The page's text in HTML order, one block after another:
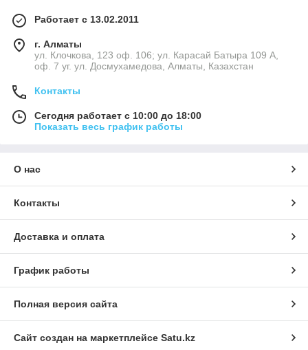
Работает с 13.02.2011
г. Алматы
ул. Клочкова, 123 оф. 106; ул. Карасай Батыра 109 А,
оф. 7 уг. ул. Досмухамедова, Алматы, Казахстан
Контакты
Сегодня работает с 10:00 до 18:00
Показать весь график работы
О нас
Контакты
Доставка и оплата
График работы
Полная версия сайта
Сайт создан на маркетплейсе Satu.kz